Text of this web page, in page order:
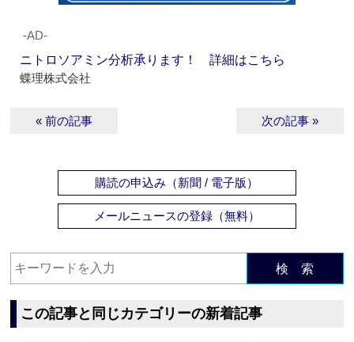
‐AD‐
ニトロソアミン分析承ります！ 詳細はこちら
蝶理株式会社
« 前の記事 次の記事 »
購読の申込み（新聞 / 電子版）
メールニュースの登録（無料）
検 索
この記事と同じカテゴリーの新着記事